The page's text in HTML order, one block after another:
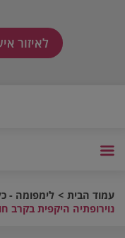
לאיזור
עמוד הבית
לימפומה -
נוירופתיה היקפית בקרב